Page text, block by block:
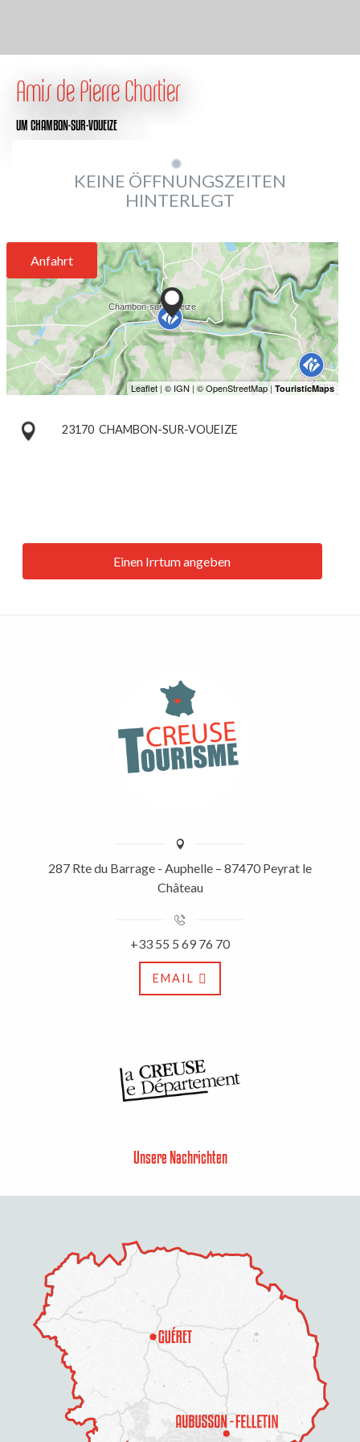
Amis de Pierre Chartier
UM CHAMBON-SUR-VOUEIZE
KEINE ÖFFNUNGSZEITEN
HINTERLEGT
Anfahrt
23170 CHAMBON-SUR-VOUEIZE
Einen Irrtum angeben
287 Rte du Barrage - Auphelle – 87470 Peyrat le
Château
+33 55 5 69 76 70
EMAIL
Unsere Nachrichten